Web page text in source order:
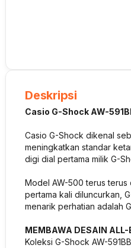
Deskripsi
Casio G-Shock AW-
Casio G-Shock dikenal
meningkatkan standar
digi dial pertama milik G-
Model AW-500 terus terus
pertama kali diluncurkan,
menarik perhatian adalah
MEMBAWA DESAIN
Koleksi G-Shock AW-